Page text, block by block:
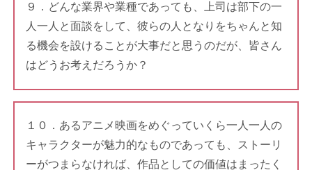
９．どんな業界や業種であっても、上司は部下の一
人一人と面談をして、彼らの人となりをちゃんと知
る機会を設けることが大事だと思うのだが、皆さん
はどうお考えだろうか？
１０．あるアニメ映画をめぐっていくら一人一人の
キャラクターが魅力的なものであっても、ストーリ
ーがつまらなければ、作品としての価値はまったく